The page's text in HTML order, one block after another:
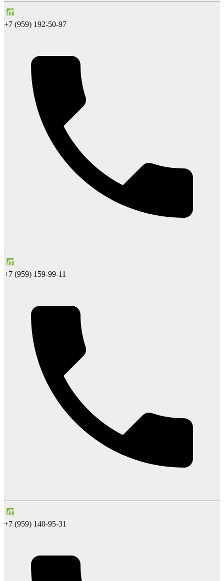
+7 (959) 192-50-97
+7 (959) 159-99-11
+7 (959) 140-95-31